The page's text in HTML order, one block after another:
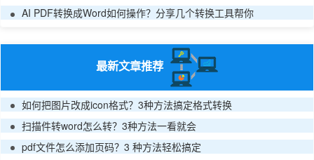
AI PDF转换成Word如何操作？分享几个转换工具帮你
最新文章推荐
如何把图片改成icon格式？3种方法搞定格式转换
扫描件转word怎么转？3种方法一看就会
pdf文件怎么添加页码？3 种方法轻松搞定